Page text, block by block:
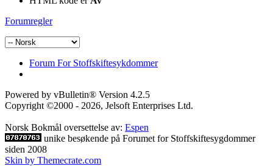
Forumregler
Forum For Stoffskiftesykdommer
Powered by vBulletin® Version 4.2.5
Copyright ©2000 - 2026, Jelsoft Enterprises Ltd.
Norsk Bokmål oversettelse av: Espen
unike besøkende på Forumet for Stoffskiftesygdommer
siden 2008
Skin by Themecrate.com